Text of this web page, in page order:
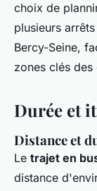
choix de
plusieurs
Bercy-Seine,
zones clés des
Durée et
Distance et
Le trajet en
distance